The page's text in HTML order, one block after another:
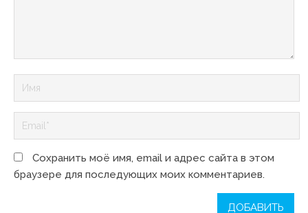
Сохранить моё имя, email и адрес сайта в этом
браузере для последующих моих комментариев.